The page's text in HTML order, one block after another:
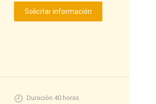
Duración 40 horas